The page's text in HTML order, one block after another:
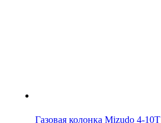
Газовая колонка Mizudo 4-10T